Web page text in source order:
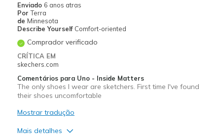
Work
Width
Feels too narrow
Sizing
Enviado 6 anos atras
Por Terra
de Minnesota
Describe Yourself Comfort-oriented
Comprador verificado
CRÍTICA EM
skechers.com
Comentários para Uno - Inside Matters
The only shoes I wear are sketchers. First time I've found
their shoes uncomfortable
Mostrar tradução
Mais detalhes